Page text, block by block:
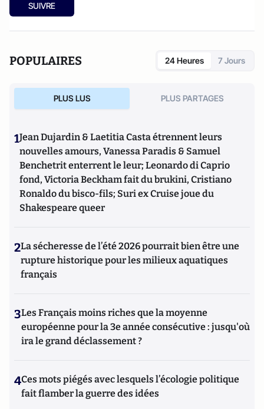
SUIVRE
POPULAIRES 24 Heures 7 Jours
PLUS LUS PLUS PARTAGES
1Jean Dujardin & Laetitia Casta étrennent leurs
nouvelles amours, Vanessa Paradis & Samuel
Benchetrit enterrent le leur; Leonardo di Caprio
fond, Victoria Beckham fait du brukini, Cristiano
Ronaldo du bisco-fils; Suri ex Cruise joue du
Shakespeare queer
2La sécheresse de l’été 2026 pourrait bien être une
rupture historique pour les milieux aquatiques
français
3Les Français moins riches que la moyenne
européenne pour la 3e année consécutive : jusqu'où
ira le grand déclassement ?
4Ces mots piégés avec lesquels l’écologie politique
fait flamber la guerre des idées